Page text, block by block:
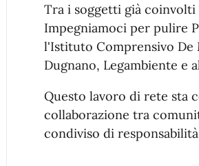
Tra i soggetti già
Impegniamoci per pulire
l'Istituto Comprensivo De
Dugnano, Legambiente e
Questo lavoro di rete sta
collaborazione tra
condiviso di